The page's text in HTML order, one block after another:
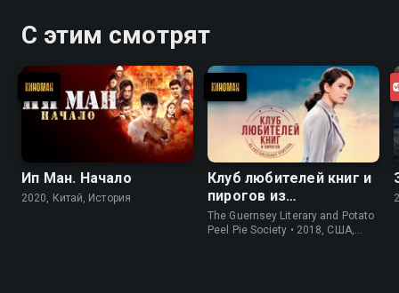
С этим смотрят
Ип Ман. Начало
2020, Китай, История
Клуб любителей книг и
пирогов из
картофельных
очистков
The Guernsey Literary and Potato
Peel Pie Society • 2018, США,